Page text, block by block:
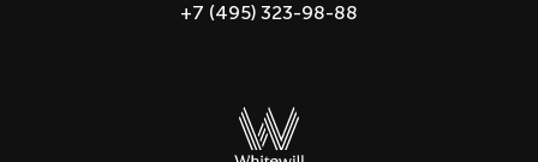
+7 (495) 323-98-88